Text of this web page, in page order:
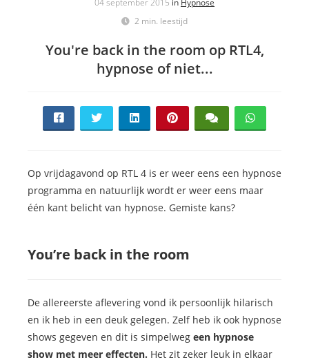
04 september 2015 in Hypnose
2 min. leestijd
You're back in the room op RTL4,
hypnose of niet...
Op vrijdagavond op RTL 4 is er weer eens een hypnose
programma en natuurlijk wordt er weer eens maar
één kant belicht van hypnose. Gemiste kans?
You’re back in the room
De allereerste aflevering vond ik persoonlijk hilarisch
en ik heb in een deuk gelegen. Zelf heb ik ook hypnose
shows gegeven en dit is simpelweg een hypnose
show met meer effecten. Het zit zeker leuk in elkaar